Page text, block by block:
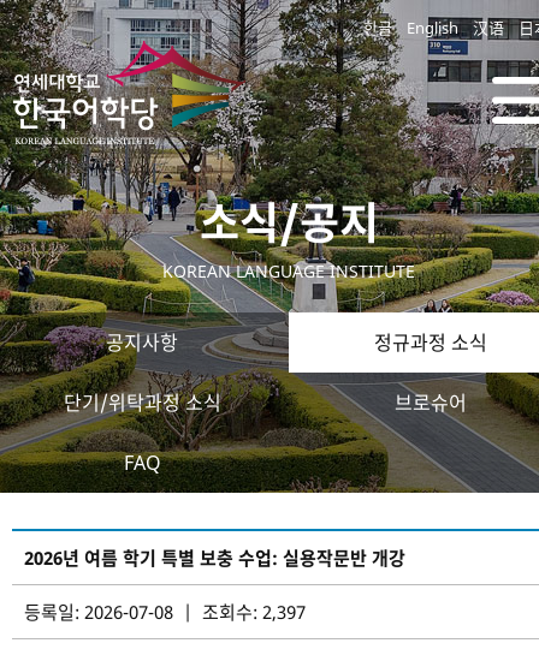
한글 English 汉语 日
소식/공지
KOREAN LANGUAGE INSTITUTE
공지사항 정규과정 소식
단기/위탁과정 소식 브로슈어
FAQ
2026년 여름 학기 특별 보충 수업: 실용작문반 개강
등록일: 2026-07-08 | 조회수: 2,397